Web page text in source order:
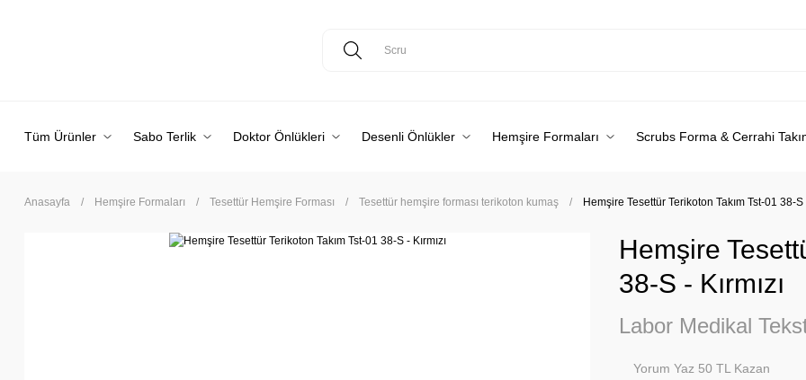
Tüm Ürünler Sabo Terlik Doktor Önlükleri Desenli Önlükler Hemşire Formaları Scrubs Forma & Cerrahi
Anasayfa Hemşire Formaları Tesettür Hemşire Forması Tesettür hemşire forması terikoton kumaş Hemşire Tesettür Terikoton Takım Tst-01 38-S -
Hemşire
38-S - Kırmızı
Labor Medikal
Yorum Yaz 50 TL Kazan